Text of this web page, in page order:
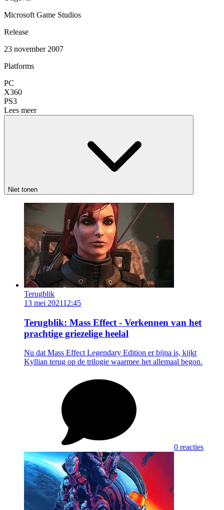
Microsoft Game Studios
Release
23 november 2007
Platforms
PC
X360
PS3
Lees meer
Niet tonen
Terugblik
13 mei 202112:45
Terugblik: Mass Effect - Verkennen van het
prachtige griezelige heelal
Nu dat Mass Effect Legendary Edition er bijna is, kijkt
Kyllian terug op de trilogie waarmee het allemaal begon.
0 reacties